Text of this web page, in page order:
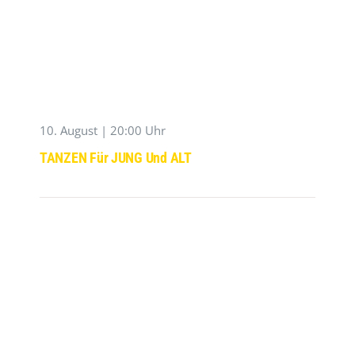
10. August | 20:00 Uhr
TANZEN Für JUNG Und ALT